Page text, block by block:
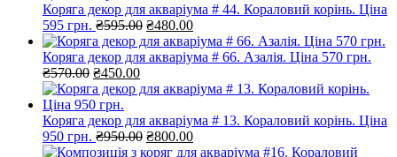
Коряга декор для акваріума # 44. Кораловий корінь. Ціна
595 грн. ₴595.00 Оригінальна
ціна:
₴595.00.
₴480.00Поточна
ціна:
₴480.00.
Коряга декор для акваріума # 66. Азалія. Ціна 570 грн.
₴570.00 Оригінальна
ціна:
₴570.00.
₴450.00Поточна
ціна:
Коряга декор для акваріума # 13. Кораловий корінь. Ціна
950 грн. ₴950.00 Оригінальна
ціна:
₴800.00Поточна
ціна: